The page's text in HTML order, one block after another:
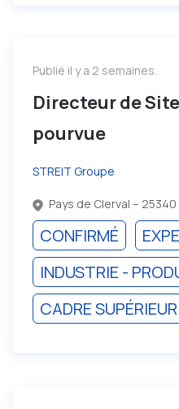
Publié il y a 2 semaines.
Directeur de
pourvue
STREIT Groupe
Pays de Clerval –
CONFIRMÉ
INDUSTRIE -
CADRE